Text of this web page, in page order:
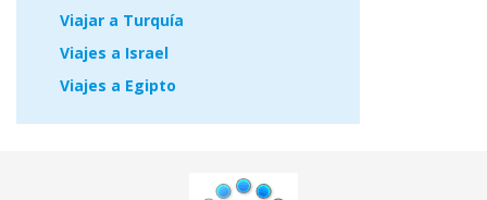
Viajar a Turquía
Viajes a Israel
Viajes a Egipto